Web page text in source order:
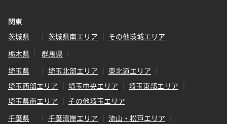
関東
茨城県
茨城県南エリア
その他茨城エリア
栃木県
群馬県
埼玉県
埼玉北部エリア
東北道エリア
埼玉西部エリア
埼玉中央エリア
埼玉東部エリア
埼玉県南エリア
その他埼玉エリア
千葉県
千葉湾岸エリア
流山・松戸エリア